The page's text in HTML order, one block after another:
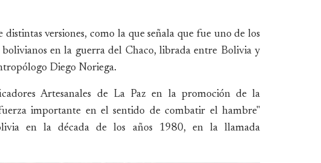
versiones, como la que señala que fue uno de los
en la guerra del Chaco, librada entre Bolivia y
Diego Noriega.
Artesanales de La Paz en la promoción de la
importante en el sentido de combatir el hambre"
en la década de los años 1980, en la llamada